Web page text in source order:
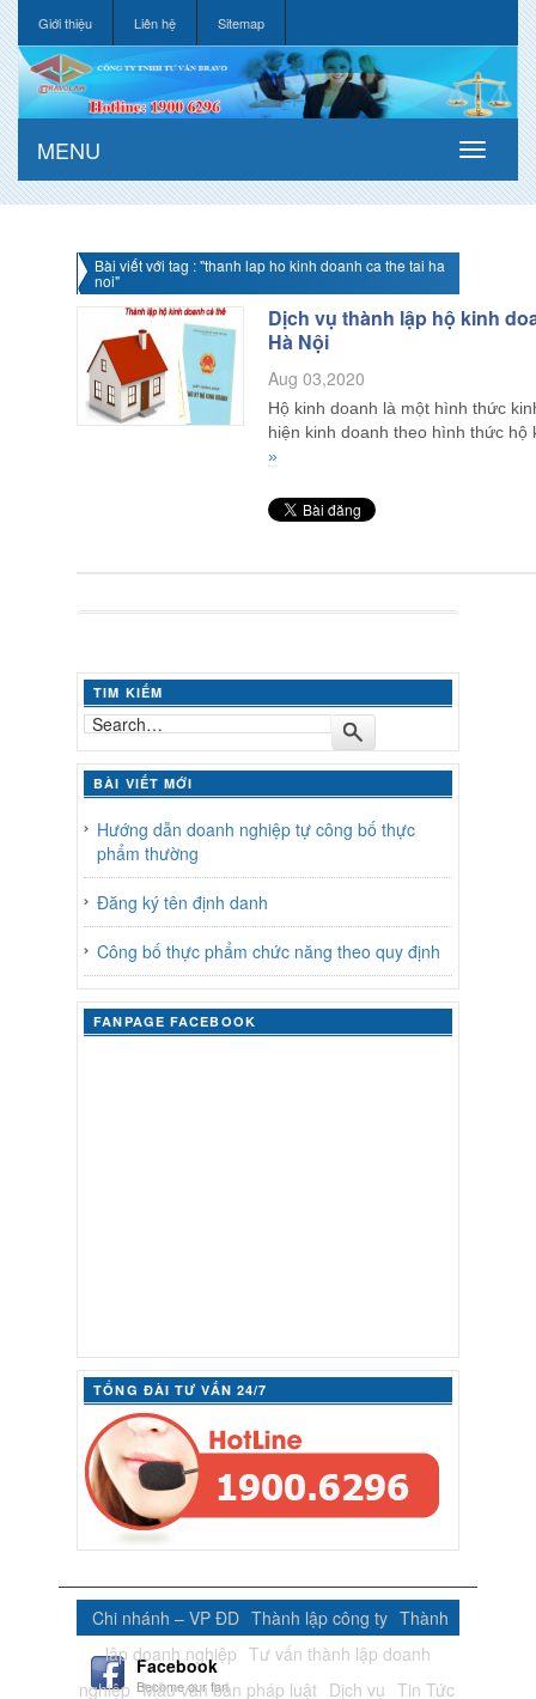
Giới thiệu Liên hệ Sitemap
MENU
Bài viết với tag : "thanh lap ho kinh doanh ca the tai ha
noi"
Dịch vụ thành lập hộ kinh
Hà Nội
Aug 03,2020
Hộ kinh doanh là một hình thức
hiện kinh doanh theo hình thức
»
TIM KIẾM
BÀI VIẾT MỚI
Hướng dẫn doanh nghiệp tự công bố thực
phẩm thường
Đăng ký tên định danh
Công bố thực phẩm chức năng theo quy định
FANPAGE FACEBOOK
TỔNG ĐÀI TƯ VẤN 24/7
Chi nhánh – VP ĐD Thành lập công ty Thành
lập doanh nghiệp Tư vấn thành lập doanh
nghiệp Mẫu văn bản pháp luật Dịch vụ Tin Tức
Facebook
Become our fan